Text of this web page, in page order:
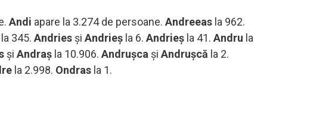
Andi apare la 3.274 de persoane. Andreeas la 962.
la 345. Andries şi Andrieş la 6. Andrieş la 41. Andru la
şi Andraş la 10.906. Andruşca şi Andruşcă la 2.
la 2.998. Ondras la 1.